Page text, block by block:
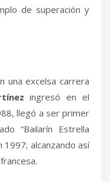
de superación y
una excelsa carrera
ingresó en el
llegó a ser primer
“Bailarín Estrella
1997; alcanzando así